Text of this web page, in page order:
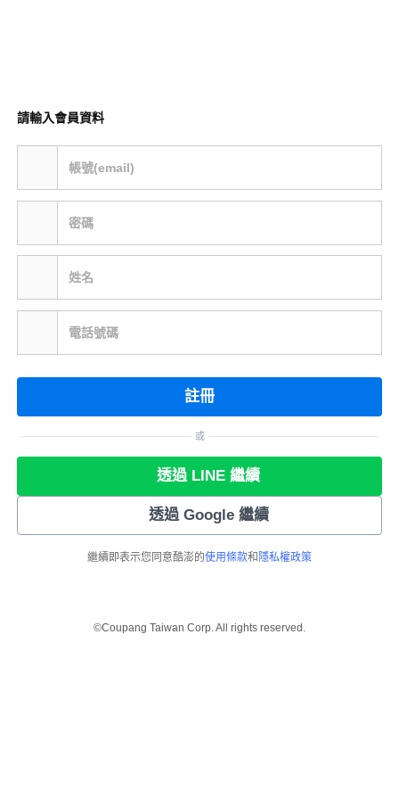
請輸入會員資料
帳號(email)
密碼
姓名
電話號碼
註冊
或
透過 LINE 繼續
透過 Google 繼續
繼續即表示您同意酷澎的使用條款和 隱私權政策
©Coupang Taiwan Corp. All rights reserved.